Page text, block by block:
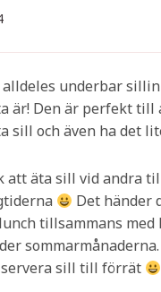
alldeles underbar
är! Den är perfekt till
sill och även ha det
att äta sill vid andra
Det händer
tillsammans med
sill till förrät